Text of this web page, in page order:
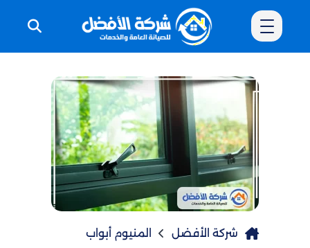
شركة الأفضل المنيوم أبواب